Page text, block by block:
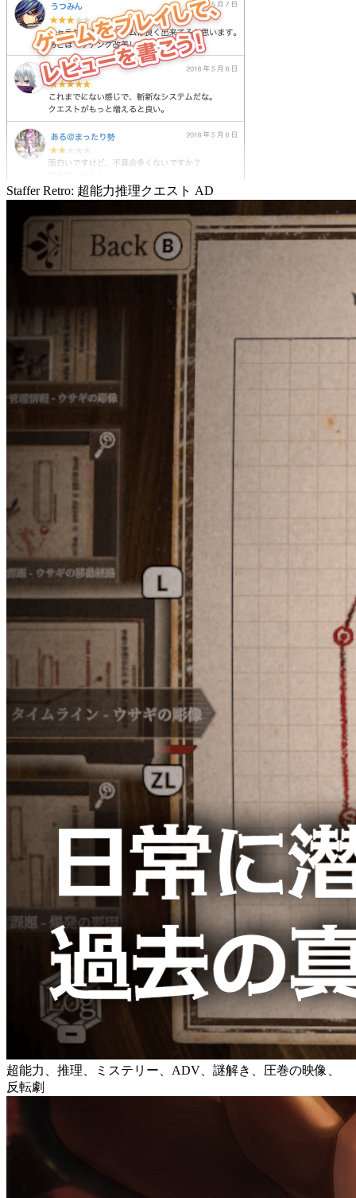
Staffer Retro: 超能力推理クエスト AD
超能力、推理、ミステリー、ADV、謎解き、圧巻の映像、
反転劇